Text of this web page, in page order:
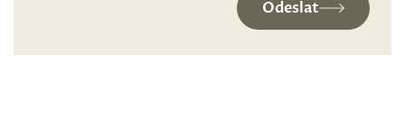
Odeslat